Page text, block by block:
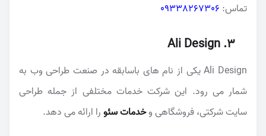
تماس: 09338267306
3. Ali Design
Ali Design یکی از نام های باسابقه در صنعت طراحی وب به
شمار می رود. این شرکت خدمات مختلفی از جمله طراحی
سایت شرکتی، فروشگاهی وخدمات سئورا ارائه می دهد.